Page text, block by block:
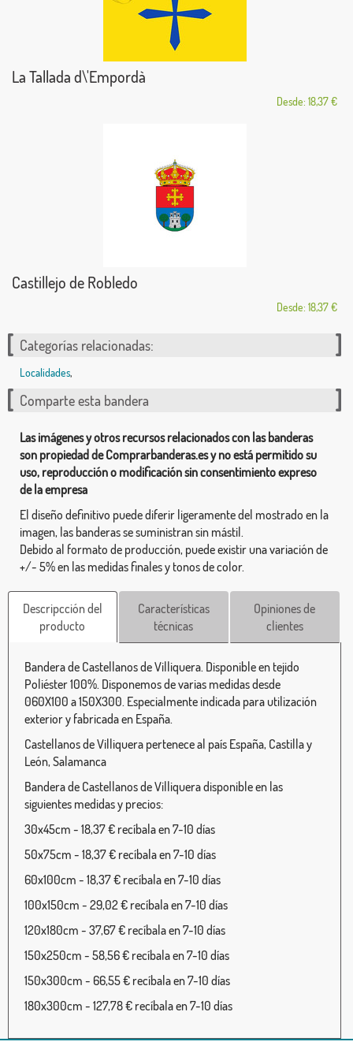
La Tallada d\'Empordà
Desde: 18,37 €
Castillejo de Robledo
Desde: 18,37 €
Categorías relacionadas:
Localidades,
Comparte esta bandera
Las imágenes y otros recursos relacionados con las banderas
son propiedad de Comprarbanderas.es y no está permitido su
uso, reproducción o modificación sin consentimiento expreso
de la empresa
El diseño definitivo puede diferir ligeramente del mostrado en la
imagen, las banderas se suministran sin mástil.
Debido al formato de producción, puede existir una variación de
+/- 5% en las medidas finales y tonos de color.
Descripcción del
producto
Características
técnicas
Opiniones de
clientes
Bandera de Castellanos de Villiquera. Disponible en tejido
Poliéster 100%. Disponemos de varias medidas desde
060X100 a 150X300. Especialmente indicada para utilización
exterior y fabricada en España.
Castellanos de Villiquera pertenece al país España, Castilla y
León, Salamanca
Bandera de Castellanos de Villiquera disponible en las
siguientes medidas y precios:
30x45cm - 18,37 € recíbala en 7-10 días
50x75cm - 18,37 € recíbala en 7-10 días
60x100cm - 18,37 € recíbala en 7-10 días
100x150cm - 29,02 € recíbala en 7-10 días
120x180cm - 37,67 € recíbala en 7-10 días
150x250cm - 58,56 € recíbala en 7-10 días
150x300cm - 66,55 € recíbala en 7-10 días
180x300cm - 127,78 € recíbala en 7-10 días